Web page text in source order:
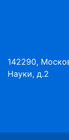
142290,
Науки, д.2